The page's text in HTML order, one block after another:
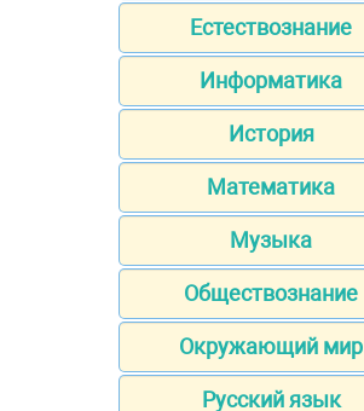
Естествознание
Информатика
История
Математика
Музыка
Обществознание
Окружающий мир
Русский язык